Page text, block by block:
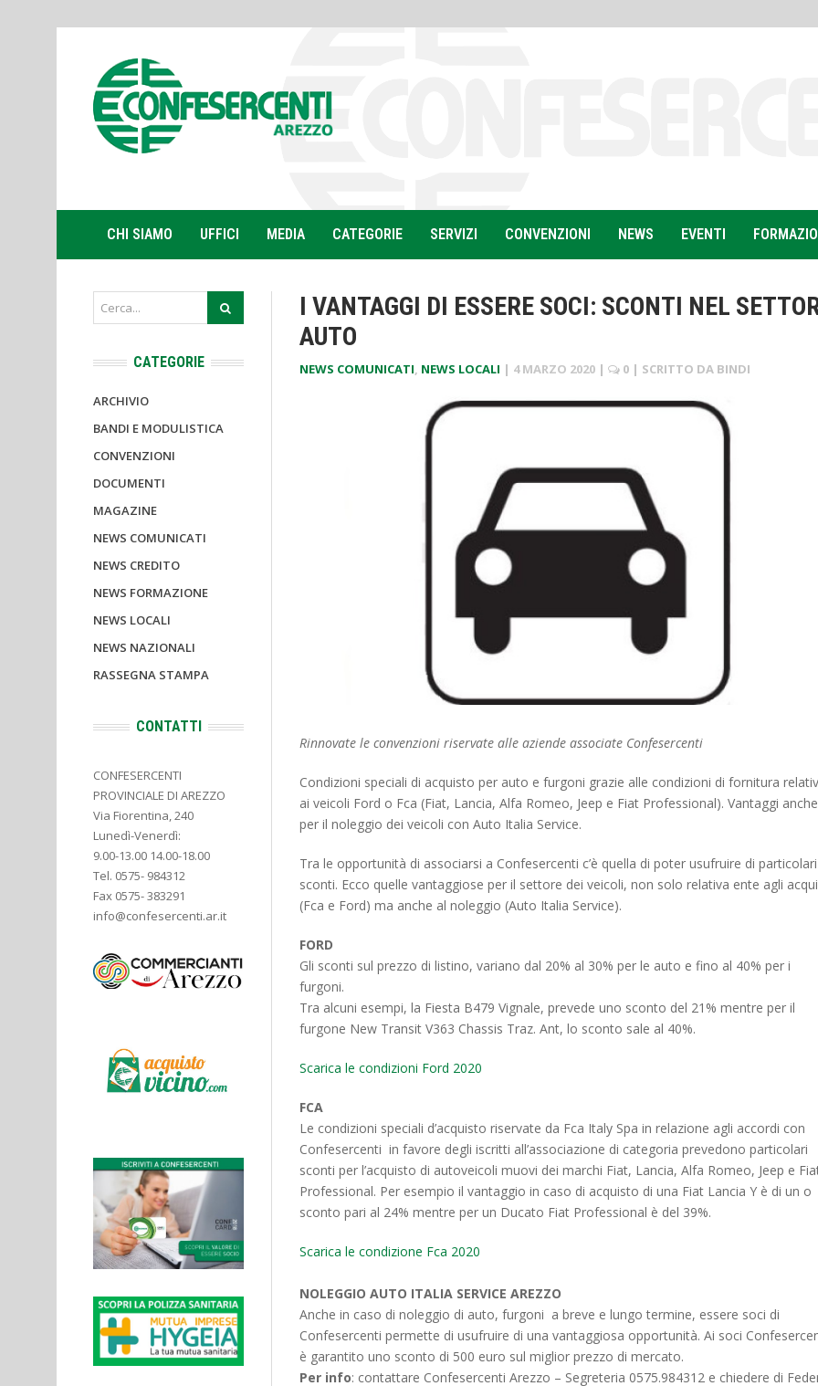
CHI SIAMO UFFICI MEDIA CATEGORIE SERVIZI CONVENZIONI NEWS EVENTI
I VANTAGGI DI ESSERE SOCI: SCONTI NEL
AUTO
NEWS COMUNICATI, NEWS LOCALI | 4 MARZO 2020 | 0 | SCRITTO DA BINDI
Rinnovate le convenzioni riservate alle aziende associate Confesercenti
Condizioni speciali di acquisto per auto e furgoni grazie alle condizioni di fornitura
ai veicoli Ford o Fca (Fiat, Lancia, Alfa Romeo, Jeep e Fiat Professional). Vantaggi anche
per il noleggio dei veicoli con Auto Italia Service.
Tra le opportunità di associarsi a Confesercenti c’è quella di poter usufruire di particolari
sconti. Ecco quelle vantaggiose per il settore dei veicoli, non solo relativa ente agli
(Fca e Ford) ma anche al noleggio (Auto Italia Service).
FORD
Gli sconti sul prezzo di listino, variano dal 20% al 30% per le auto e fino al 40% per i
furgoni.
Tra alcuni esempi, la Fiesta B479 Vignale, prevede uno sconto del 21% mentre per il
furgone New Transit V363 Chassis Traz. Ant, lo sconto sale al 40%.
Scarica le condizioni Ford 2020
FCA
Le condizioni speciali d’acquisto riservate da Fca Italy Spa in relazione agli accordi con
Confesercenti in favore degli iscritti all’associazione di categoria prevedono particolari
sconti per l’acquisto di autoveicoli muovi dei marchi Fiat, Lancia, Alfa Romeo, Jeep e
Professional. Per esempio il vantaggio in caso di acquisto di una Fiat Lancia Y è di un o
sconto pari al 24% mentre per un Ducato Fiat Professional è del 39%.
Scarica le condizione Fca 2020
NOLEGGIO AUTO ITALIA SERVICE AREZZO
Anche in caso di noleggio di auto, furgoni a breve e lungo termine, essere soci di
Confesercenti permette di usufruire di una vantaggiosa opportunità. Ai soci
è garantito uno sconto di 500 euro sul miglior prezzo di mercato.
Per info: contattare Confesercenti Arezzo – Segreteria 0575.984312 e chiedere di
CATEGORIE
ARCHIVIO
BANDI E MODULISTICA
CONVENZIONI
DOCUMENTI
MAGAZINE
NEWS COMUNICATI
NEWS CREDITO
NEWS FORMAZIONE
NEWS LOCALI
NEWS NAZIONALI
RASSEGNA STAMPA
CONTATTI
CONFESERCENTI
PROVINCIALE DI AREZZO
Via Fiorentina, 240
Lunedì-Venerdì:
9.00-13.00 14.00-18.00
Tel. 0575- 984312
Fax 0575- 383291
info@confesercenti.ar.it